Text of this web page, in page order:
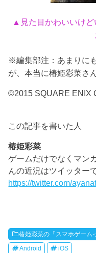
▲見た目かわいいけ
※編集部注：あまりに
が、本当に椿姫彩菜さ
©2015 SQUARE ENIX
この記事を書いた人
椿姫彩菜
ゲームだけでなくマン
んの近況はツイッター
https://twitter.com/
椿姫彩菜の「スマホゲーム
Android iOS